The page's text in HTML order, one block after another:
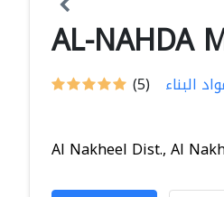
AL-NAHDA
(5) البناء
Al Nakheel Dist., Al